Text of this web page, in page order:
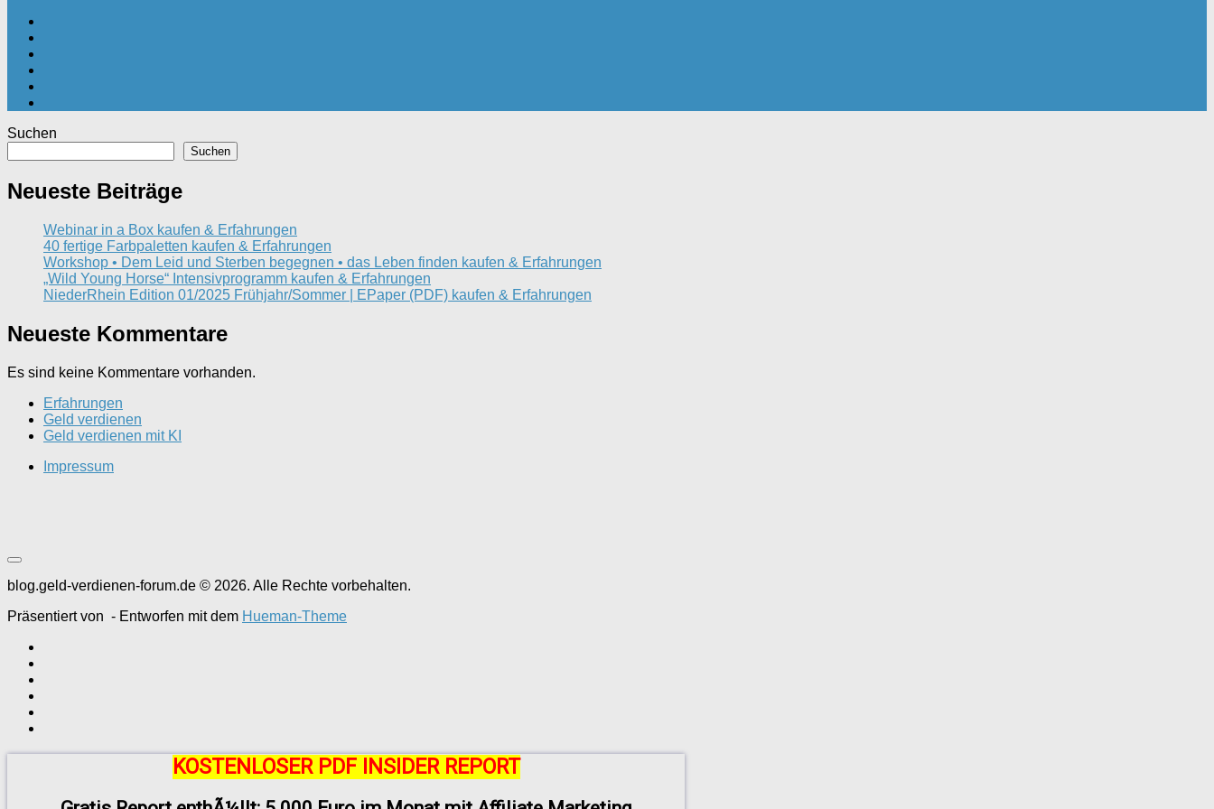
Suchen
Suchen
Neueste Beiträge
Webinar in a Box kaufen & Erfahrungen
40 fertige Farbpaletten kaufen & Erfahrungen
Workshop • Dem Leid und Sterben begegnen • das Leben finden kaufen & Erfahrungen
„Wild Young Horse“ Intensivprogramm kaufen & Erfahrungen
NiederRhein Edition 01/2025 Frühjahr/Sommer | EPaper (PDF) kaufen & Erfahrungen
Neueste Kommentare
Es sind keine Kommentare vorhanden.
Erfahrungen
Geld verdienen
Geld verdienen mit KI
Impressum
blog.geld-verdienen-forum.de © 2026. Alle Rechte vorbehalten.
Präsentiert von - Entworfen mit dem Hueman-Theme
KOSTENLOSER PDF INSIDER REPORT